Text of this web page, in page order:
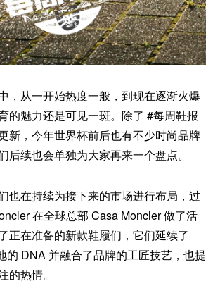
，从一开始热度一般，到现在逐渐火爆
的魅力还是可见一斑。除了 #每周鞋报
新，今年世界杯前后也有不少时尚品牌
后续也会单独为大家再来一个盘点。
也在持续为接下来的市场进行布局，过
在全球总部 Casa Moncler 做了活
正在准备的新款鞋履们，它们延续了
的 DNA 并融合了品牌的工匠技艺，也提
的热情。